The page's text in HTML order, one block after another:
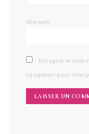
Site web
Enregistrer mon
navigateur pour mon